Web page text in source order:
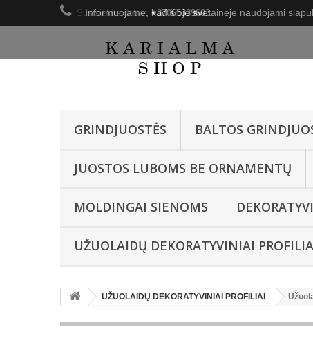
Susisiekite dabar: +37065339603
GRINDJUOSTĖS BALTOS
JUOSTOS LUBOMS BE ORNAMENTŲ
MOLDINGAI SIENOMS
UŽUOLAIDŲ DEKORATYVINIAI
UŽUOLAIDŲ DEKORATYVINIAI PROFILIAI
Informuojame, kad šioje svetainėje naudojami